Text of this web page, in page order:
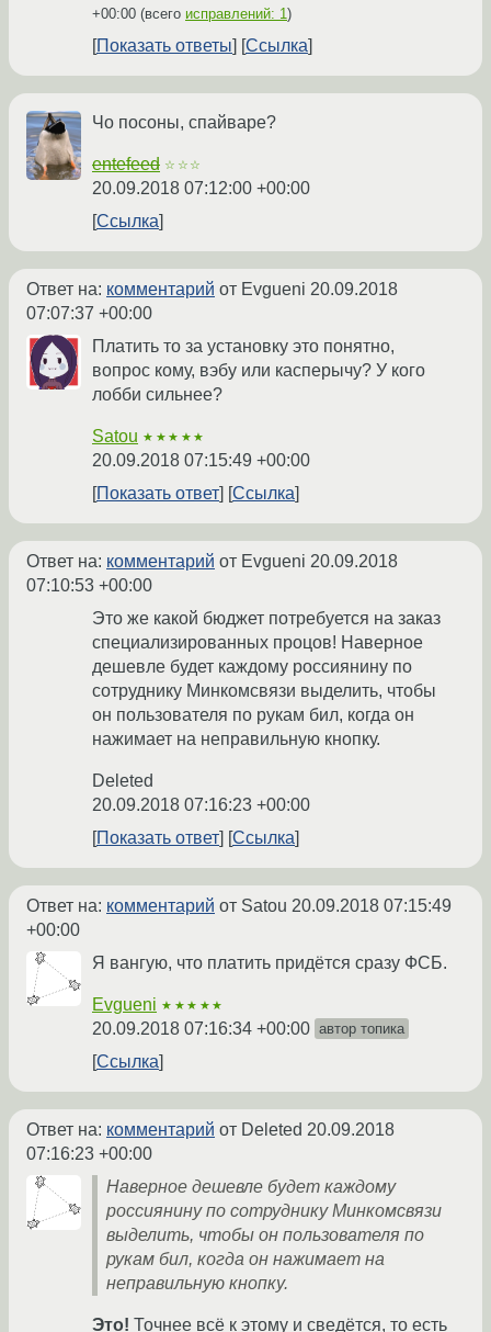
+00:00 (всего исправлений: 1)
Показать ответы Ссылка
Чо посоны, спайваре?
entefeed ☆☆☆
20.09.2018 07:12:00 +00:00
Ссылка
Ответ на: комментарий от Evgueni 20.09.2018
07:07:37 +00:00
Платить то за установку это понятно,
вопрос кому, вэбу или касперычу? У кого
лобби сильнее?
Satou ★★★★★
20.09.2018 07:15:49 +00:00
Показать ответ
Ссылка
Ответ на: комментарий от Evgueni 20.09.2018
07:10:53 +00:00
Это же какой бюджет потребуется на заказ
специализированных процов! Наверное
дешевле будет каждому россиянину по
сотруднику Минкомсвязи выделить, чтобы
он пользователя по рукам бил, когда он
нажимает на неправильную кнопку.
Deleted
20.09.2018 07:16:23 +00:00
Показать ответ
Ссылка
Ответ на: комментарий от Satou 20.09.2018 07:15:49
+00:00
Я вангую, что платить придётся сразу ФСБ.
Evgueni ★★★★★
20.09.2018 07:16:34 +00:00 автор топика
Ссылка
Ответ на: комментарий от Deleted 20.09.2018
07:16:23 +00:00
Наверное дешевле будет каждому
россиянину по сотруднику Минкомсвязи
выделить, чтобы он пользователя по
рукам бил, когда он нажимает на
неправильную кнопку.
Это! Точнее всё к этому и сведётся, то есть